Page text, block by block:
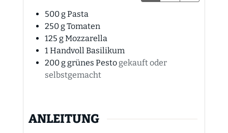
500gPasta
250gTomaten
125 gMozzarella
1HandvollBasilikum
200ggrünes Pesto gekauft oder
selbstgemacht
ANLEITUNG